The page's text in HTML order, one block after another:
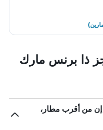
ذا برنس مارك
من أقرب مطار،